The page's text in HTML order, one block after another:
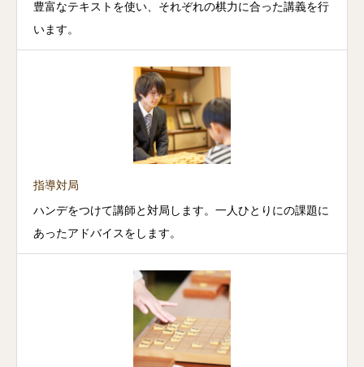
豊富なテキストを使い、それぞれの棋力に合った講義を行
います。
指導対局
ハンデをつけて講師と対局します。一人ひとりにの課題に
あったアドバイスをします。